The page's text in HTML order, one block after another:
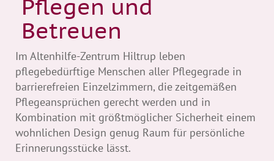
Pflegen und
Betreuen
Im Altenhilfe-Zentrum Hiltrup leben
pflegebedürftige Menschen aller Pflegegrade in
barrierefreien Einzelzimmern, die zeitgemäßen
Pflegeansprüchen gerecht werden und in
Kombination mit größtmöglicher Sicherheit einem
wohnlichen Design genug Raum für persönliche
Erinnerungsstücke lässt.